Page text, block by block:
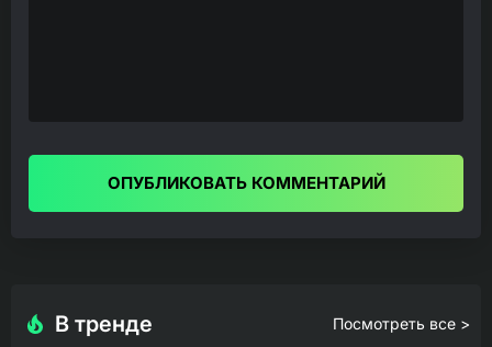
ОПУБЛИКОВАТЬ КОММЕНТАРИЙ
В тренде Посмотреть все >